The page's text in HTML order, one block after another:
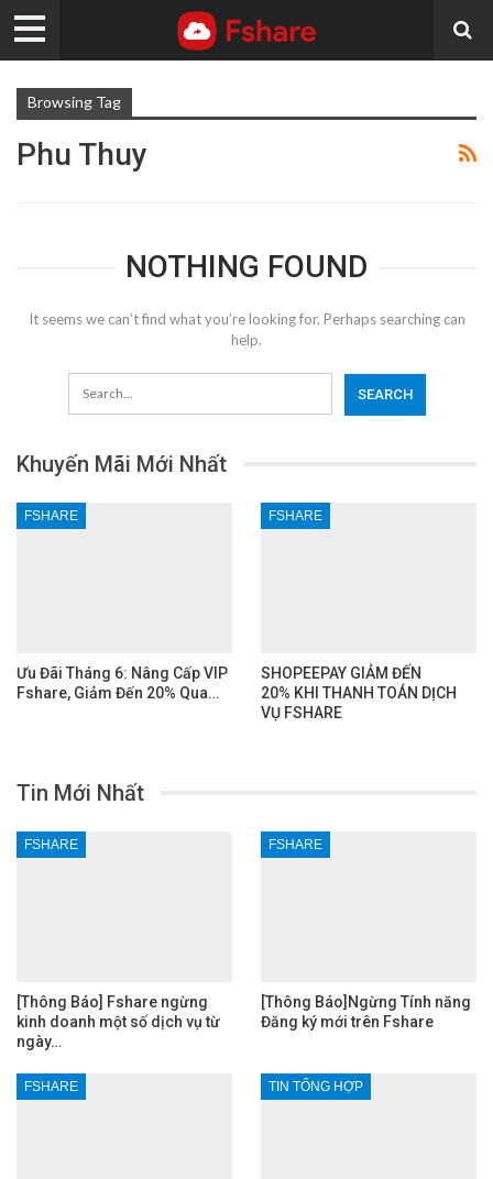
Browsing Tag
Phu Thuy
NOTHING FOUND
It seems we can’t find what you’re looking for. Perhaps searching can
help.
Khuyến Mãi Mới Nhất
FSHARE
Ưu Đãi Tháng 6: Nâng Cấp VIP
Fshare, Giảm Đến 20% Qua…
FSHARE
SHOPEEPAY GIẢM ĐẾN
20% KHI THANH TOÁN DỊCH
VỤ FSHARE
Tin Mới Nhất
FSHARE
[Thông Báo] Fshare ngừng
kinh doanh một số dịch vụ từ
ngày…
FSHARE
[Thông Báo]Ngừng Tính năng
Đăng ký mới trên Fshare
FSHARE TIN TỔNG HỢP